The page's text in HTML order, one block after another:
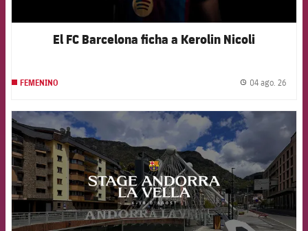
El FC Barcelona ficha a Kerolin Nicoli
FEMENINO 04 ago. 26
FCB Barcelona badge